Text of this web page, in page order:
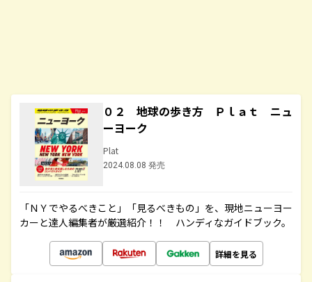
０２ 地球の歩き方 Ｐｌａｔ ニュ
ーヨーク
Plat
2024.08.08 発売
「ＮＹでやるべきこと」「見るべきもの」を、現地ニューヨー
カーと達人編集者が厳選紹介！！ ハンディなガイドブック。
詳細を見る